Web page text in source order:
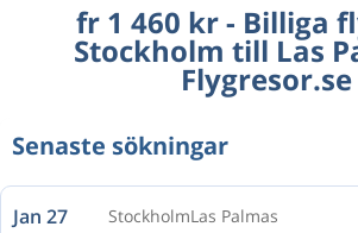
fr 1 460 kr - Billiga
Stockholm till Las
Flygresor.se
Senaste sökningar
Jan 27 StockholmLas Palmas